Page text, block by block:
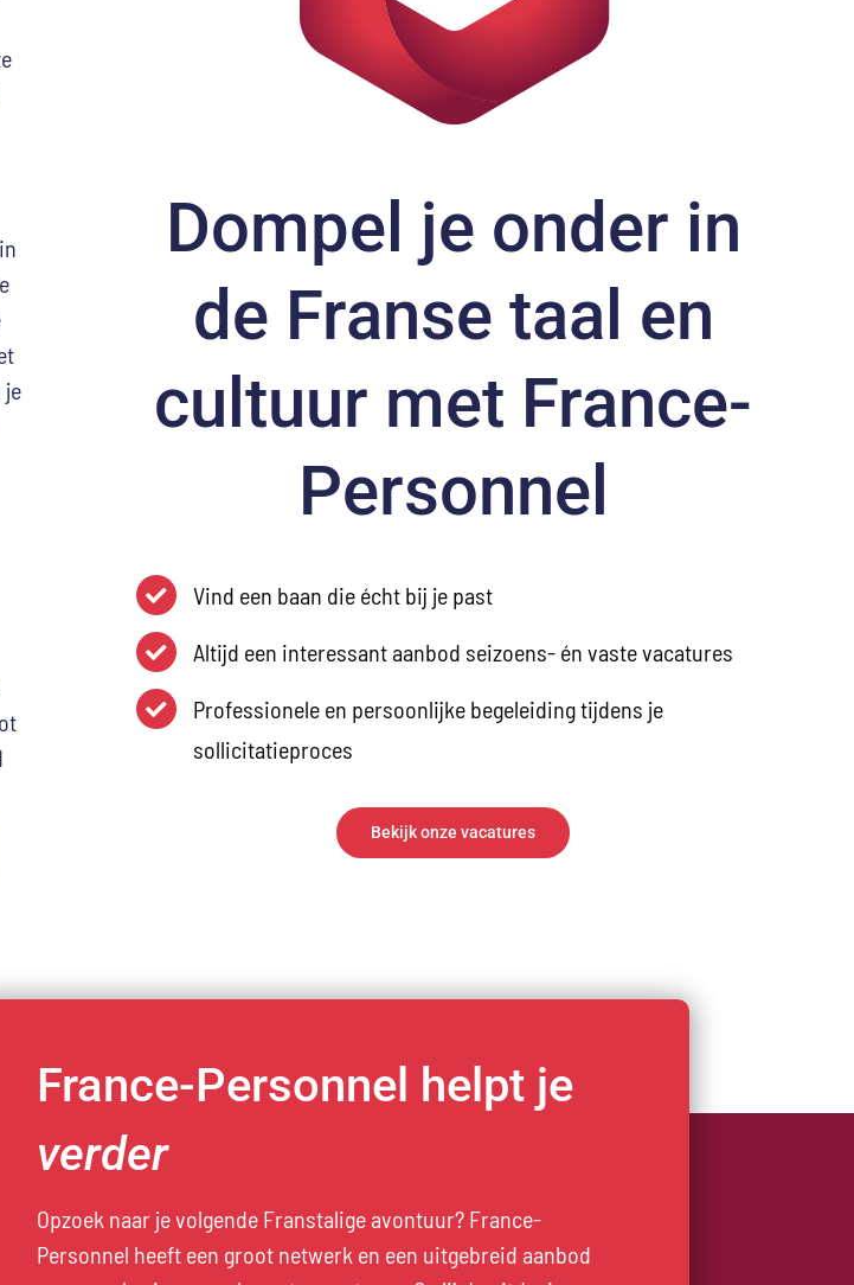
je
Dompel je onder in
de Franse taal en
cultuur met France-
Personnel
Vind een baan die écht bij je past
Altijd een interessant aanbod seizoens- én vaste vacatures
Professionele en persoonlijke begeleiding tijdens je
sollicitatieproces
Bekijk onze vacatures
France-Personnel helpt je
verder
Opzoek naar je volgende Franstalige avontuur? France-
Personnel heeft een groot netwerk en een uitgebreid aanbod